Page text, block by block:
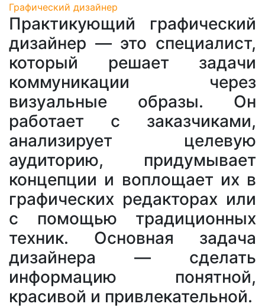
Графический дизайнер
Практикующий графический
дизайнер — это специалист,
который решает задачи
коммуникации через
визуальные образы. Он
работает с заказчиками,
анализирует целевую
аудиторию, придумывает
концепции и воплощает их в
графических редакторах или
с помощью традиционных
техник. Основная задача
дизайнера — сделать
информацию понятной,
красивой и привлекательной.